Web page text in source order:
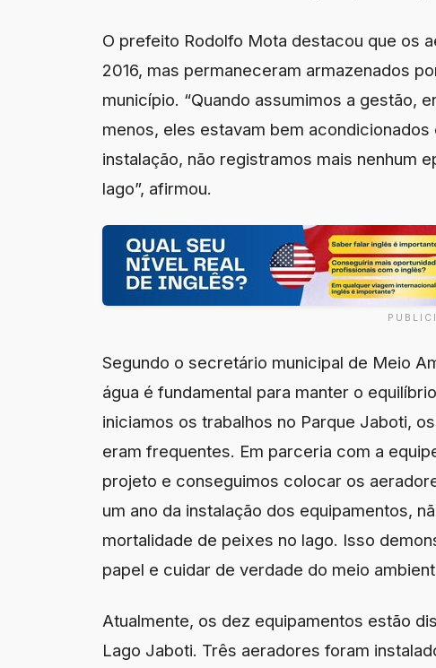
O prefeito Rodolfo Mota destacou que os
2016, mas permaneceram armazenados
município. “Quando assumimos a gestão,
menos, eles estavam bem
instalação, não registramos mais nenhum
lago”, afirmou.
Segundo o secretário municipal de Meio
água é fundamental para manter o
iniciamos os trabalhos no Parque Jaboti,
eram frequentes. Em parceria com a
projeto e conseguimos colocar os
um ano da instalação dos equipamentos,
mortalidade de peixes no lago. Isso
papel e cuidar de verdade do meio
Atualmente, os dez equipamentos estão
Lago Jaboti. Três aeradores foram